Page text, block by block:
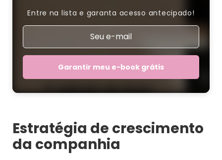
Entre na lista e garanta acesso antecipado!
Garantir meu e-book grátis
Estratégia de crescimento
da companhia